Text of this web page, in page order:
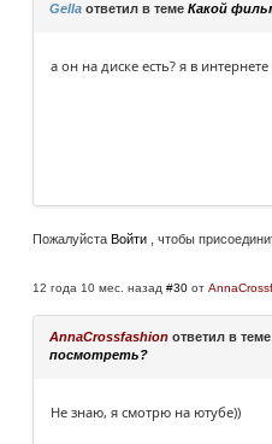
Gella ответил в теме Какой
а он на диске есть? я в
Пожалуйста Войти , чтобы
12 года 10 мес. назад #30 от
AnnaCrossfashion ответил в теме
посмотреть?
Не знаю, я смотрю на ютубе))